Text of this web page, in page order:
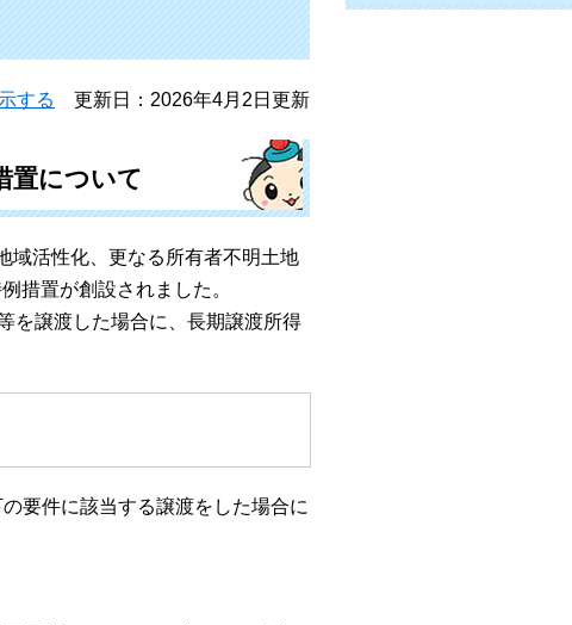
する 更新日：2026年4月2日更新
置について
域活性化、更なる所有者不明土地
措置が創設されました。
を譲渡した場合に、長期譲渡所得
要件に該当する譲渡をした場合に